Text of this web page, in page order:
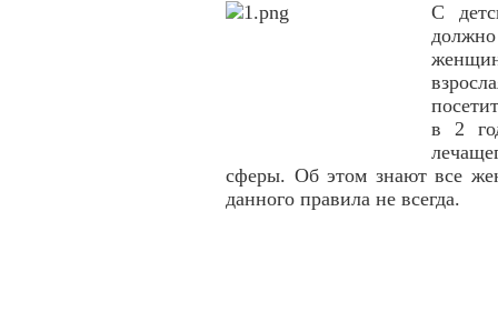
С
в 2
сферы. Об этом знают все
данного правила не всегда.